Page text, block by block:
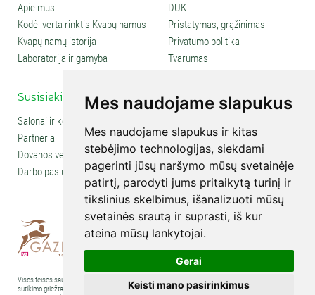
Mes naudojame slapukus
Mes naudojame slapukus ir kitas
stebėjimo technologijas, siekdami
pagerinti jūsų naršymo mūsų svetainėje
patirtį, parodyti jums pritaikytą turinį ir
tikslinius skelbimus, išanalizuoti mūsų
svetainės srautą ir suprasti, iš kur
ateina mūsų lankytojai.
Gerai
Keisti mano pasirinkimus
Apie mus
Kodėl verta rinktis Kvapų namus
Kvapų namų istorija
Laboratorija ir gamyba
DUK
Pristatymas, grąžinimas
Privatumo politika
Tvarumas
Susisiekite
Salonai ir kontaktai
Partneriai
Dovanos verslui
Darbo pasiūlymai
Social media
Visos teisės saugomos © 2007-2026 UAB „Kvapų namai“. Kopijuoti tekstus, nuotraukas ir kt. be
sutikimo griežtai draudžiama. Visa informacija publikuojama pažintiniais ir švietimo tikslais. Norint